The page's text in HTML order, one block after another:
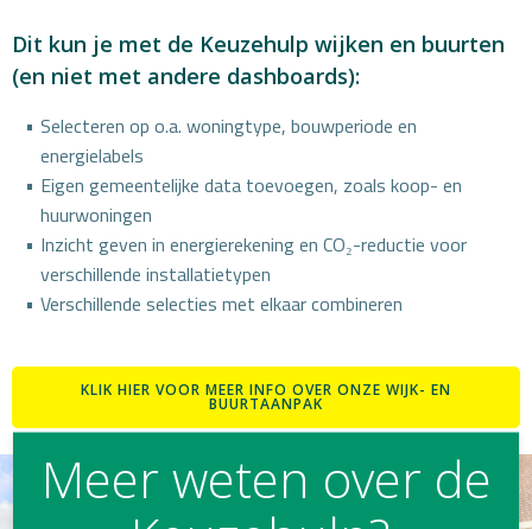
Dit kun je met de Keuzehulp wijken en buurten
(en niet met andere dashboards):
Selecteren op o.a. woningtype, bouwperiode en
energielabels
Eigen gemeentelijke data toevoegen, zoals koop- en
huurwoningen
Inzicht geven in energierekening en CO₂-reductie voor
verschillende installatietypen
Verschillende selecties met elkaar combineren
KLIK HIER VOOR MEER INFO OVER ONZE WIJK- EN
BUURTAANPAK
Meer weten over de